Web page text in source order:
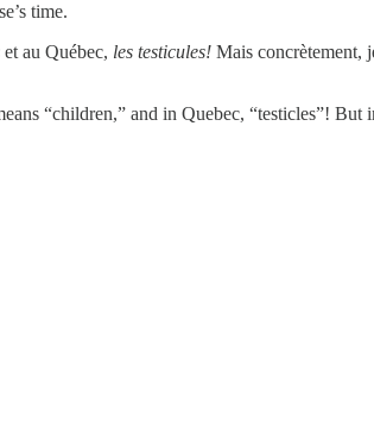
time.
et au Québec, les testicules! Mais concrètement,
“children,” and in Quebec, “testicles”! But